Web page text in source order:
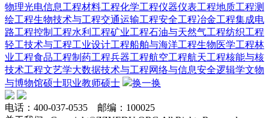
物理光电信息工程材料工程化学工程仪器仪表工程地质工程测
绘工程生物技术与工程交通运输工程安全工程冶金工程集成电
路工程控制工程水利工程矿业工程石油与天然气工程纺织工程
轻工技术与工程工业设计工程船舶与海洋工程生物医学工程林
业工程食品工程制药工程兵器工程航空工程航天工程核能与核
技术工程文艺学大数据技术与工程网络与信息安全逻辑学文物
与博物馆硕士职业教师硕士 换一换
电话：400-037-0535 邮编：100025